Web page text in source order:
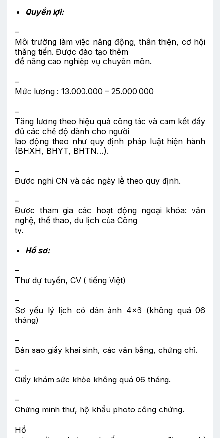
Quyền lợi:
–
Môi trường làm việc năng động, thân thiện, cơ hội
thăng tiến. Được đào tạo thêm
để nâng cao nghiệp vụ chuyên môn.
–
Mức lương : 13.000.000 – 25.000.000
–
Tăng lương theo hiệu quả công tác và cam kết đầy
đủ các chế độ dành cho người
lao động theo như quy định pháp luật hiện hành
(BHXH, BHYT, BHTN…).
–
Được nghỉ CN và các ngày lễ theo quy định.
–
Được tham gia các hoạt động ngoại khóa: văn
nghệ, thể thao, du lịch của Công
ty.
Hồ sơ:
–
Thư dự tuyển, CV ( tiếng Việt)
–
Sơ yếu lý lịch có dán ảnh 4×6 (không quá 06
tháng)
–
Bản sao giấy khai sinh, các văn bằng, chứng chỉ.
–
Giấy khám sức khỏe không quá 06 tháng.
–
Chứng minh thư, hộ khẩu photo công chứng.
Hồ